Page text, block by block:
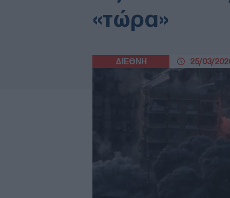
«τώρα»
ΔΙΕΘΝΗ 25/03/